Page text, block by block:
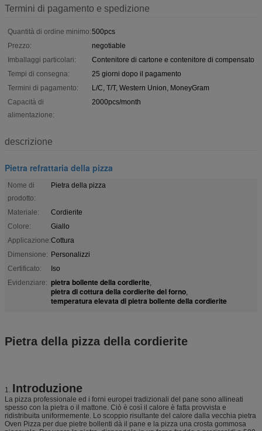
Termini di pagamento e spedizione
Quantità di ordine minimo:500pcs
Prezzo:
negotiable
Imballaggi particolari:
Contenitore di cartone e contenitore di compensato
Tempi di consegna:
25 giorni dopo il pagamento
Termini di pagamento:
L/C, T/T, Western Union, MoneyGram
Capacità di
alimentazione:
2000pcs/month
descrizione
Pietra refrattaria della pizza
Nome di
prodotto:
Pietra della pizza
Materiale:
Cordierite
Colore:
Giallo
Applicazione:Cottura
Dimensione: Personalizzi
Certificato:
Iso
Evidenziare: pietra bollente della cordierite,
pietra di cottura della cordierite del forno,
temperatura elevata di pietra bollente della cordierite
Pietra della pizza della cordierite
1. Introduzione
La pizza professionale ed i forni europei tradizionali del pane sono allineati
spesso con la pietra o il mattone. Ciò è così il calore è fatta provvista e
ridistribuita uniformemente. Lo scoppio risultante del calore dalla vecchia pietra
Oven Pizza per due pietre bollenti dà il pane e la pizza una crosta gommosa